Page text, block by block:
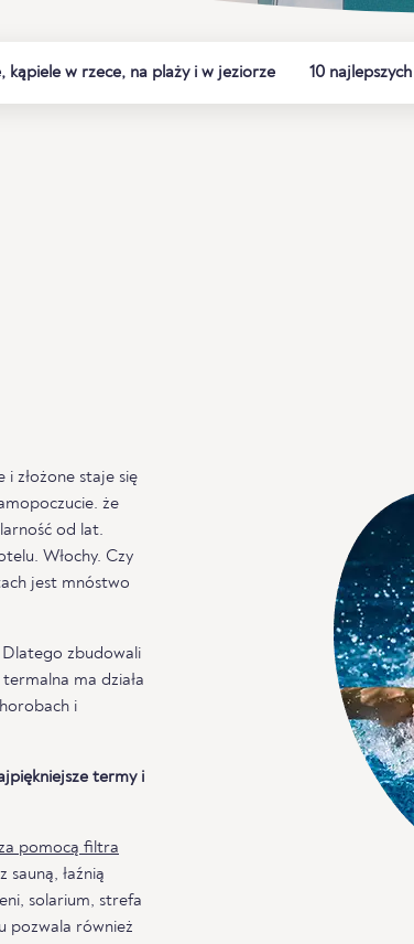
kąpiele w rzece, na plaży i w jeziorze 10
złożone staje się
że
od lat.
Włochy. Czy
jest mnóstwo
Dlatego zbudowali
ma działa
i
termy i
pomocą filtra
łaźnią
solarium, strefa
pozwala również